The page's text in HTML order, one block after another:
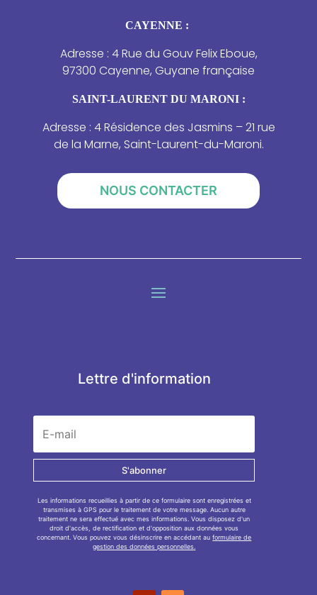
CAYENNE :
Adresse : 4 Rue du Gouv Felix Eboue,
97300 Cayenne, Guyane française
SAINT-LAURENT DU MARONI :
Adresse : 4 Résidence des Jasmins – 21 rue
de la Marne, Saint-Laurent-du-Maroni.
NOUS CONTACTER
Lettre d'information
S'abonner
Les informations recueillies à partir de ce formulaire sont enregistrées et
transmises à GPS pour le traitement de votre message. Aucun autre
traitement ne sera effectué avec mes informations. Vous disposez d'un
droit d'accès, de rectification et d'opposition aux données vous
concernant. Vous pouvez vous désinscrire en accédant auformulaire de
gestion des données personnelles.